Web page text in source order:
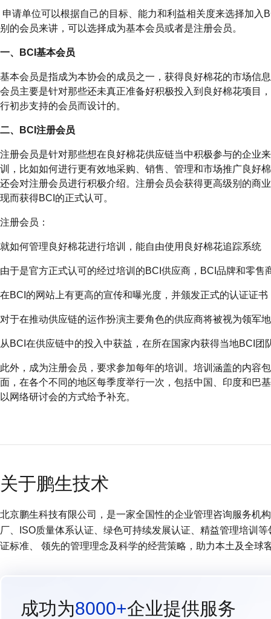
申请单位可以根据自己的目标、能力和利益相关度来选择加
别的会员来讲，可以选择成为基本会员或者是注册会员。
一、BCI基本会员
基本会员是指成为本协会的成员之一，获得良好棉花的市场信
会员主要是针对那些还未真正准备好积极投入到良好棉花项目
行初步支持的会员而设计的。
二、BCI注册会员
注册会员是针对那些想在良好棉花供应链当中积极参与的企业
训，比如如何进行更有效地采购、销售、管理和市场推广良好
还会对注册会员进行积极介绍。注册会员会获得更高级别的商
现而获得BCI的正式认可。
注册会员：
就如何管理良好棉花进行培训，能自由使用良好棉花追踪系统
由于是官方正式认可的经过培训的BCI供应商，BCI品牌和零售
在BCI的网站上有更高的宣传和曝光度，并颁发正式的认证证书
对于在推动供应链的运作扮演主要角色的供应商将被视为领军
从BCI在供应链中的投入中获益，在所在国家内获得当地BCI团
此外，成为注册会员，要求参加每年的培训。培训涵盖的内容
面，在各个不同的地区每季度举行一次，包括中国、印度和巴
以网络研讨会的方式给予补充。
关于鹏生技术
北京鹏生科技有限公司，是一家全国性的企业管理咨询服务机
厂、ISO质量体系认证、绿色可持续发展认证、精益管理培训
证标准、 领先的管理理念及科学的经营策略，助力本土及全球
成功为8000+企业提供服务